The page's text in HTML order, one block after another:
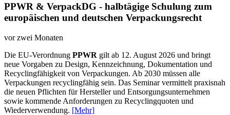
PPWR & VerpackDG - halbtägige Schulung zum
europäischen und deutschen Verpackungsrecht
vor zwei Monaten
Die EU-Verordnung PPWR gilt ab 12. August 2026 und bringt
neue Vorgaben zu Design, Kennzeichnung, Dokumentation und
Recyclingfähigkeit von Verpackungen. Ab 2030 müssen alle
Verpackungen recyclingfähig sein. Das Seminar vermittelt praxisnah
die neuen Pflichten für Hersteller und Entsorgungsunternehmen
sowie kommende Anforderungen zu Recyclingquoten und
Wiederverwendung. [Mehr]